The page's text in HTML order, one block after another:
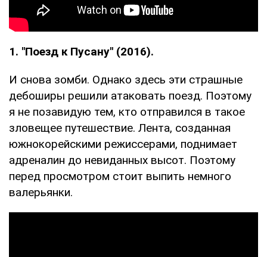
1. "Поезд к Пусану" (2016).
И снова зомби. Однако здесь эти страшные
дебоширы решили атаковать поезд. Поэтому
я не позавидую тем, кто отправился в такое
зловещее путешествие. Лента, созданная
южнокорейскими режиссерами, поднимает
адреналин до невиданных высот. Поэтому
перед просмотром стоит выпить немного
валерьянки.